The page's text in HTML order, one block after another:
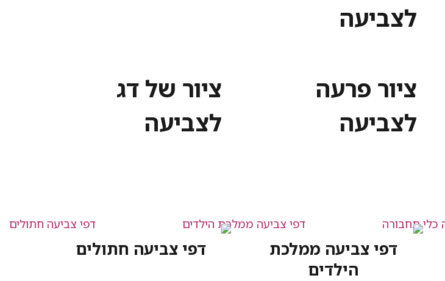
לצביעה
ציור פרעה
לצביעה
ציור של דג
לצביעה
דפי צביעה ממלכת
הילדים
דפי צביעה חתולים